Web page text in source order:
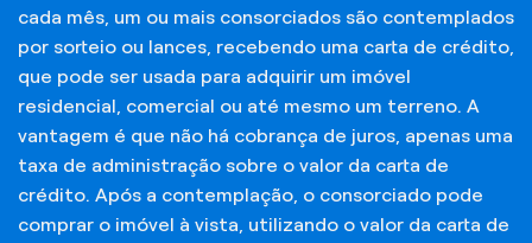
cada mês, um ou mais consorciados são contemplados
por sorteio ou lances, recebendo uma carta de crédito,
que pode ser usada para adquirir um imóvel
residencial, comercial ou até mesmo um terreno. A
vantagem é que não há cobrança de juros, apenas uma
taxa de administração sobre o valor da carta de
crédito. Após a contemplação, o consorciado pode
comprar o imóvel à vista, utilizando o valor da carta de